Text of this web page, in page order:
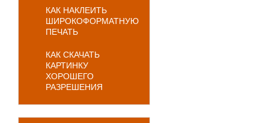
КАК НАКЛЕИТЬ
ШИРОКОФОРМАТНУЮ
ПЕЧАТЬ
КАК СКАЧАТЬ
КАРТИНКУ
ХОРОШЕГО
РАЗРЕШЕНИЯ